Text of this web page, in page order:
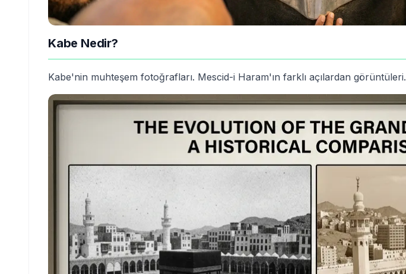
Kabe Nedir?
Kabe'nin muhteşem fotoğrafları. Mescid-i Haram'ın farklı açılardan görüntüleri.